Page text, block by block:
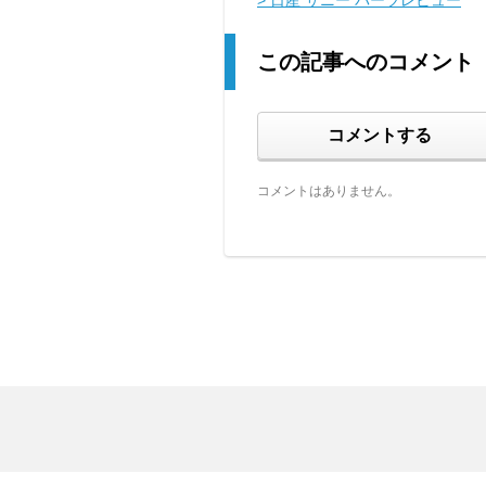
この記事へのコメント
コメントする
コメントはありません。